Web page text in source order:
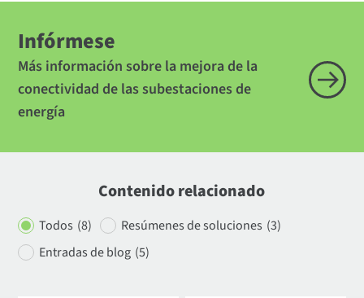
Infórmese
Más información sobre la mejora de la
conectividad de las subestaciones de
energía
Contenido relacionado
Todos (8) Resúmenes de soluciones (3)
Entradas de blog (5)